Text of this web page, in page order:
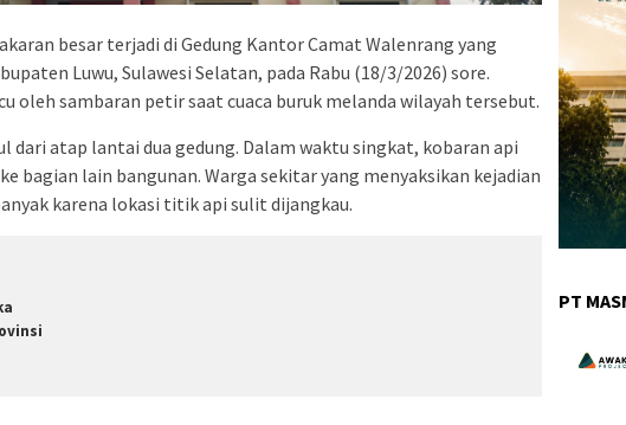
besar terjadi di Gedung Kantor Camat Walenrang yang
Luwu, Sulawesi Selatan, pada Rabu (18/3/2026) sore.
oleh sambaran petir saat cuaca buruk melanda wilayah tersebut.
dari atap lantai dua gedung. Dalam waktu singkat, kobaran api
bagian lain bangunan. Warga sekitar yang menyaksikan kejadian
karena lokasi titik api sulit dijangkau.
PT